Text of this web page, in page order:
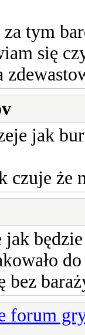
tym
się
jak
czuje że
jak
bez
forum